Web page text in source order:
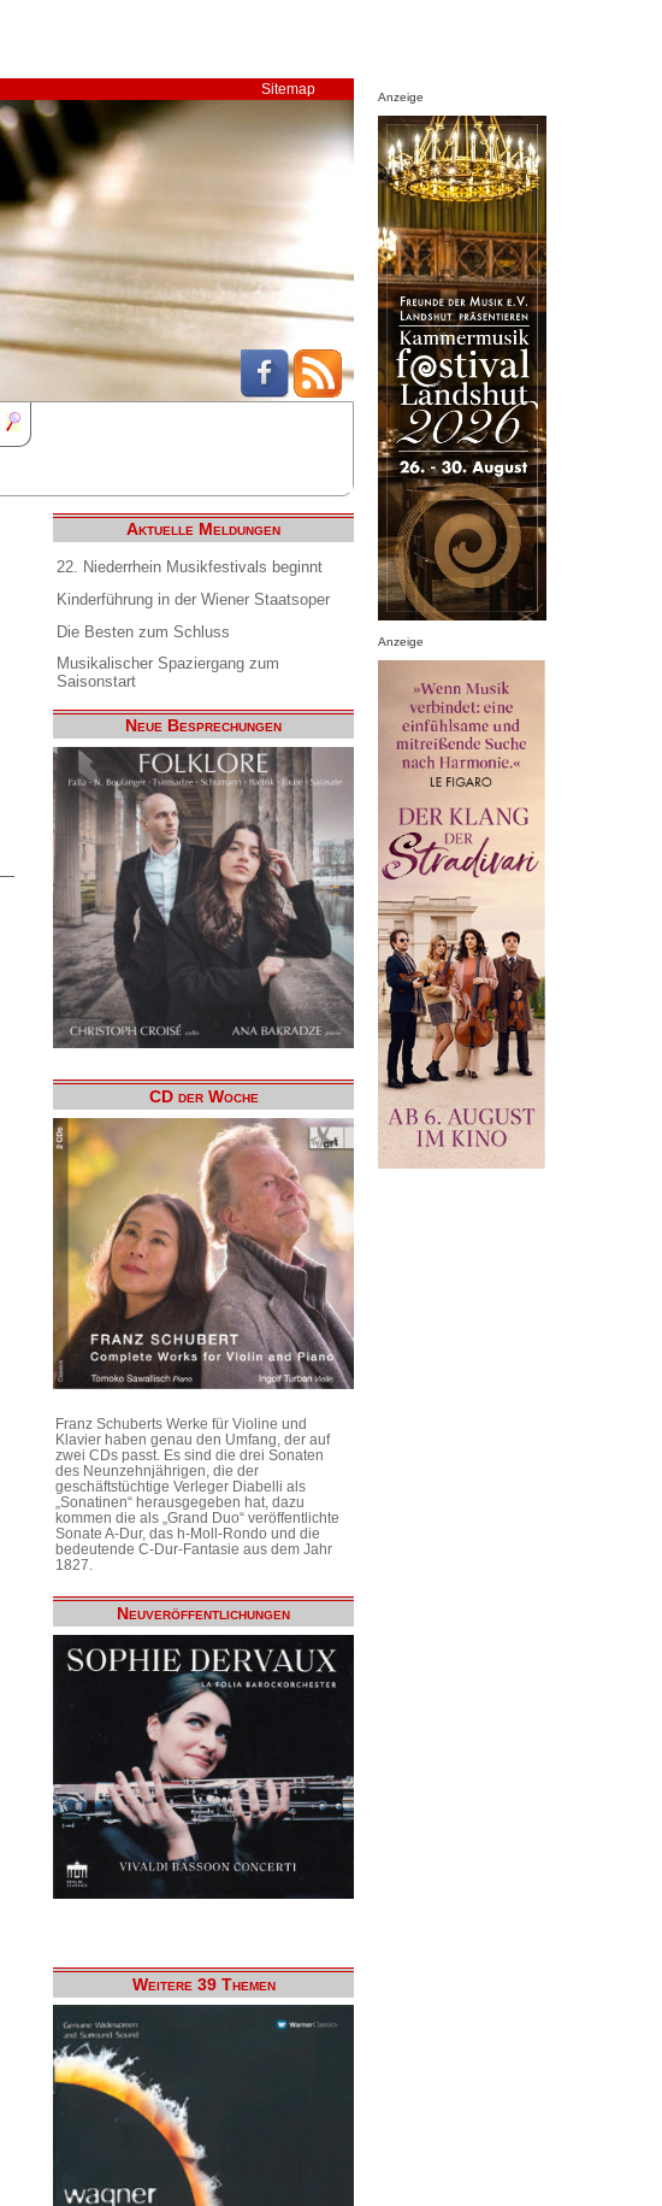
Sitemap
Aktuelle Meldungen
22. Niederrhein Musikfestivals beginnt
Kinderführung in der Wiener Staatsoper
Die Besten zum Schluss
Musikalischer Spaziergang zum
Saisonstart
Neue Besprechungen
CD der Woche
Franz Schuberts Werke für Violine und
Klavier haben genau den Umfang, der auf
zwei CDs passt. Es sind die drei Sonaten
des Neunzehnjährigen, die der
geschäftstüchtige Verleger Diabelli als
„Sonatinen“ herausgegeben hat, dazu
kommen die als „Grand Duo“ veröffentlichte
Sonate A-Dur, das h-Moll-Rondo und die
bedeutende C-Dur-Fantasie aus dem Jahr
1827.
Neuveröffentlichungen
Weitere 39 Themen
Anzeige
Anzeige